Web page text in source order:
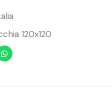
120x120